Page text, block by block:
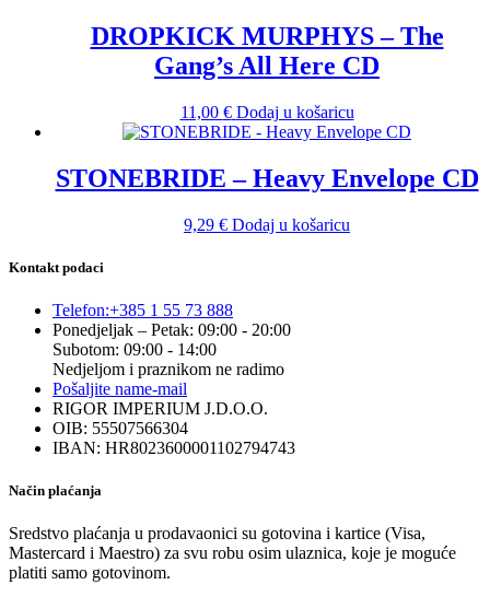
DROPKICK MURPHYS – The
Gang’s All Here CD
11,00 € Dodaj u košaricu
STONEBRIDE – Heavy Envelope CD
9,29 € Dodaj u košaricu
Kontakt podaci
Telefon:+385 1 55 73 888
Ponedjeljak – Petak: 09:00 - 20:00
Subotom: 09:00 - 14:00
Nedjeljom i praznikom ne radimo
Pošaljite name-mail
RIGOR IMPERIUM J.D.O.O.
OIB: 55507566304
IBAN: HR8023600001102794743
Način plaćanja
Sredstvo plaćanja u prodavaonici su gotovina i kartice (Visa,
Mastercard i Maestro) za svu robu osim ulaznica, koje je moguće
platiti samo gotovinom.